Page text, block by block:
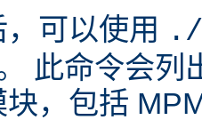
可以使用
此命令会列
，包括